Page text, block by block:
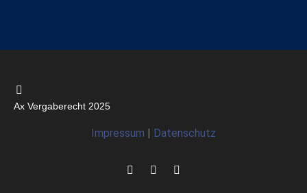
Ax Vergaberecht 2025
Impressum Datenschutz